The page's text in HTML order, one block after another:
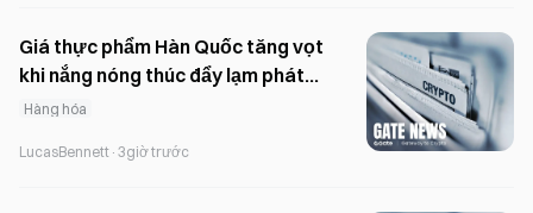
Giá thực phẩm Hàn Quốc tăng vọt
khi nắng nóng thúc đẩy lạm phát
nông nghiệp
Hàng hóa
LucasBennett · 3giờ trước